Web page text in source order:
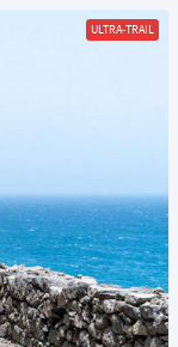
ULTRA-TRAIL